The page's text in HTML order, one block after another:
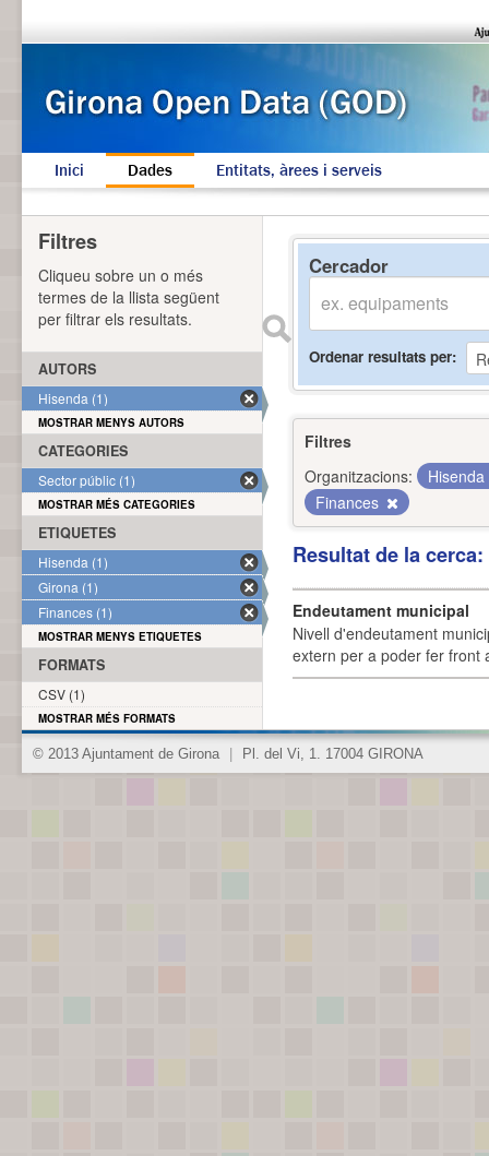
Inici Dades Entitats, àrees i serveis
Cercador
Ordenar resultats per
Filtres
Organitzacions:
Hisenda
Finances
Resultat de la
Endeutament municipal
Nivell d'endeutament
extern per a poder fer front
Filtres
Cliqueu sobre un o més
termes de la llista següent
per filtrar els resultats.
AUTORS
Hisenda (1)
MOSTRAR MENYS AUTORS
CATEGORIES
Sector públic (1)
MOSTRAR MÉS CATEGORIES
ETIQUETES
Hisenda (1)
Girona (1)
Finances (1)
MOSTRAR MENYS ETIQUETES
FORMATS
CSV (1)
MOSTRAR MÉS FORMATS
© 2013 Ajuntament de Girona Pl. del Vi, 1. 17004 GIRONA